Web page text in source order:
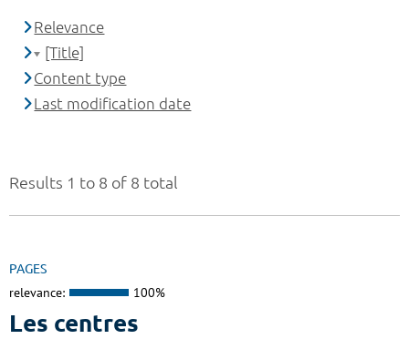
Results 1 to 8 of 8 total
PAGES
relevance: 100%
Les centres
Relevance
[Title]
Content type
Last modification date